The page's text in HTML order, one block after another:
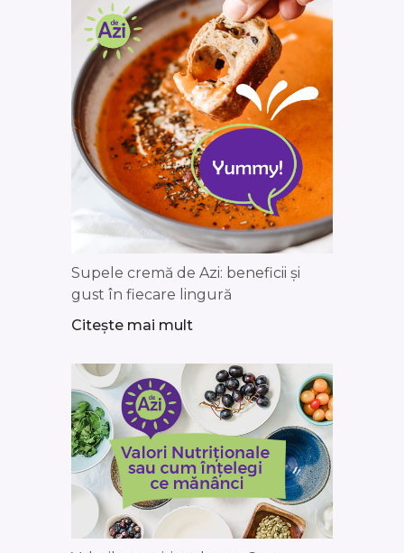
Supele cremă de Azi: beneficii și
gust în fiecare lingură
Citește mai mult